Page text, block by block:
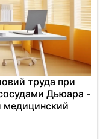
труда при
Дьюара -
медицинский